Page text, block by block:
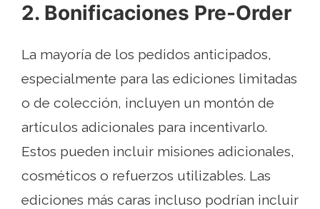
2. Bonificaciones Pre-Order
La mayoría de los pedidos anticipados,
especialmente para las ediciones limitadas
o de colección, incluyen un montón de
artículos adicionales para incentivarlo.
Estos pueden incluir misiones adicionales,
cosméticos o refuerzos utilizables. Las
ediciones más caras incluso podrían incluir